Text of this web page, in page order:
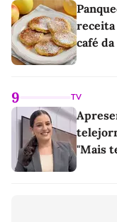
café
9 TV
"Mais